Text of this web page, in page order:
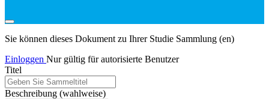
Sie können dieses Dokument zu Ihrer Studie Sammlung (en)
Einloggen Nur gültig für autorisierte Benutzer
Titel
Beschreibung (wahlweise)